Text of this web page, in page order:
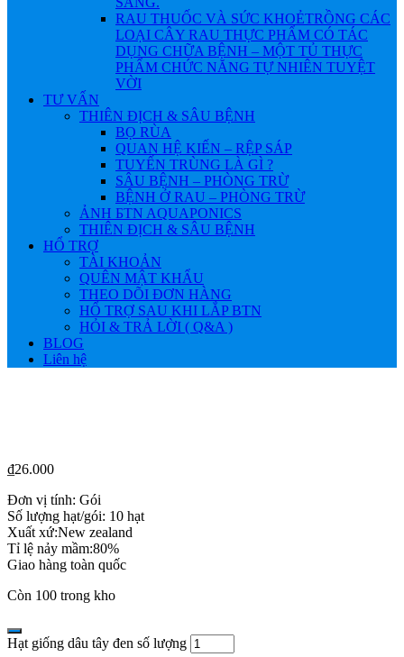
RAU THUỐC VÀ SỨC KHOẺTRỒNG CÁC
LOẠI CÂY RAU THỰC PHẨM CÓ TÁC
DỤNG CHỮA BỆNH – MỘT TỦ THỰC
PHẨM CHỨC NĂNG TỰ NHIÊN TUYỆT
VỜI
TƯ VẤN
THIÊN ĐỊCH & SÂU BỆNH
BỌ RÙA
QUAN HỆ KIẾN – RỆP SÁP
TUYẾN TRÙNG LÀ GÌ ?
SÂU BỆNH – PHÒNG TRỪ
BỆNH Ở RAU – PHÒNG TRỪ
ẢNH БTN AQUAPONICS
THIÊN ĐỊCH & SÂU BỆNH
HỔ TRỢ
TÀI KHOẢN
QUÊN MẬT KHẨU
THEO DÕI ĐƠN HÀNG
HỔ TRỢ SAU KHI LẮP BTN
HỎI & TRẢ LỜI ( Q&A )
BLOG
Liên hệ
₫26.000
Đơn vị tính: Gói
Số lượng hạt/gói: 10 hạt
Xuất xứ:New zealand
Tỉ lệ nảy mầm:80%
Giao hàng toàn quốc
Còn 100 trong kho
Hạt giống dâu tây đen số lượng